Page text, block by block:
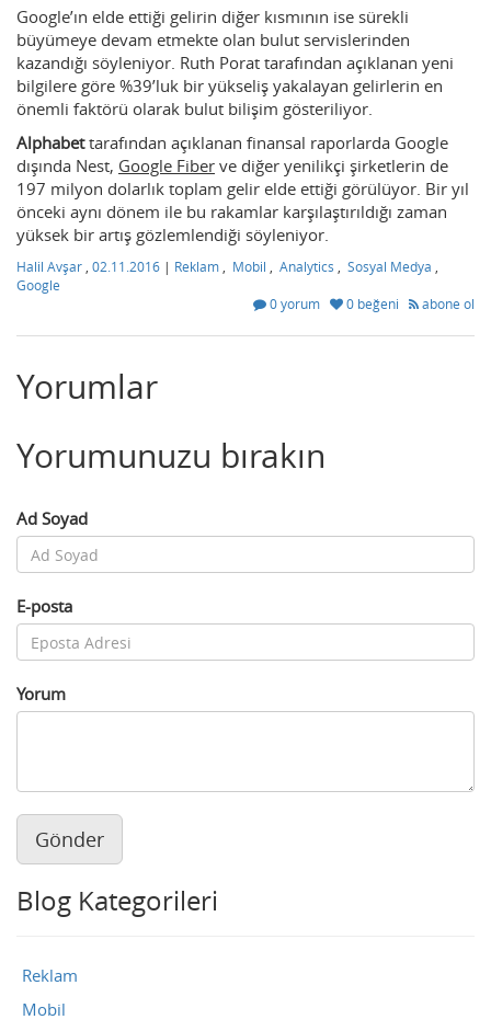
Google’ın elde ettiği gelirin diğer kısmının ise sürekli
büyümeye devam etmekte olan bulut servislerinden
kazandığı söyleniyor. Ruth Porat tarafından açıklanan yeni
bilgilere göre %39’luk bir yükseliş yakalayan gelirlerin en
önemli faktörü olarak bulut bilişim gösteriliyor.
Alphabettarafından açıklanan finansal raporlarda Google
dışında Nest, Google Fiber ve diğer yenilikçi şirketlerin de
197 milyon dolarlık toplam gelir elde ettiği görülüyor. Bir yıl
önceki aynı dönem ile bu rakamlar karşılaştırıldığı zaman
yüksek bir artış gözlemlendiği söyleniyor.
Halil Avşar 02.11.2016 | Reklam Mobil Analytics Sosyal Medya
Google
0 yorum
0 beğeni abone ol
Yorumlar
Yorumunuzu bırakın
Ad Soyad
E-posta
Yorum
Gönder
Blog Kategorileri
Reklam
Mobil